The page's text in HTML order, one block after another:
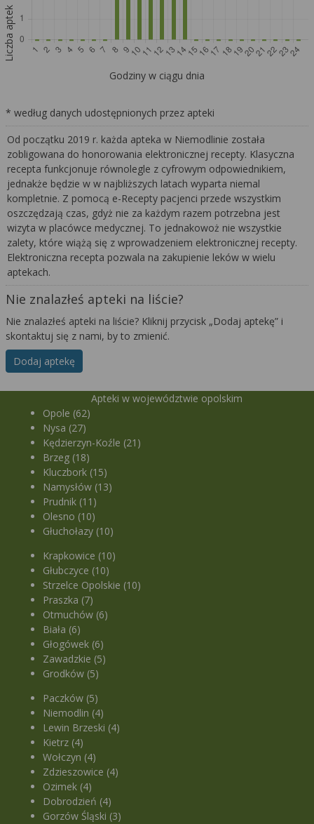
Liczba aptek
Godziny w ciągu dnia
* według danych udostępnionych przez apteki
Od początku 2019 r. każda apteka w Niemodlinie została
zobligowana do honorowania elektronicznej recepty. Klasyczna
recepta funkcjonuje równolegle z cyfrowym odpowiednikiem,
jednakże będzie w w najbliższych latach wyparta niemal
kompletnie. Z pomocą e-Recepty pacjenci przede wszystkim
oszczędzają czas, gdyż nie za każdym razem potrzebna jest
wizyta w placówce medycznej. To jednakowoż nie wszystkie
zalety, które wiążą się z wprowadzeniem elektronicznej recepty.
Elektroniczna recepta pozwala na zakupienie leków w wielu
aptekach.
Nie znalazłeś apteki na liście?
Nie znalazłeś apteki na liście? Kliknij przycisk „Dodaj aptekę” i
skontaktuj się z nami, by to zmienić.
Dodaj aptekę
Apteki w województwie opolskim
Opole (62)
Nysa (27)
Kędzierzyn-Koźle (21)
Brzeg (18)
Kluczbork (15)
Namysłów (13)
Prudnik (11)
Olesno (10)
Głuchołazy (10)
Krapkowice (10)
Głubczyce (10)
Strzelce Opolskie (10)
Praszka (7)
Otmuchów (6)
Biała (6)
Głogówek (6)
Zawadzkie (5)
Grodków (5)
Paczków (5)
Niemodlin (4)
Lewin Brzeski (4)
Kietrz (4)
Wołczyn (4)
Zdzieszowice (4)
Ozimek (4)
Dobrodzień (4)
Gorzów Śląski (3)